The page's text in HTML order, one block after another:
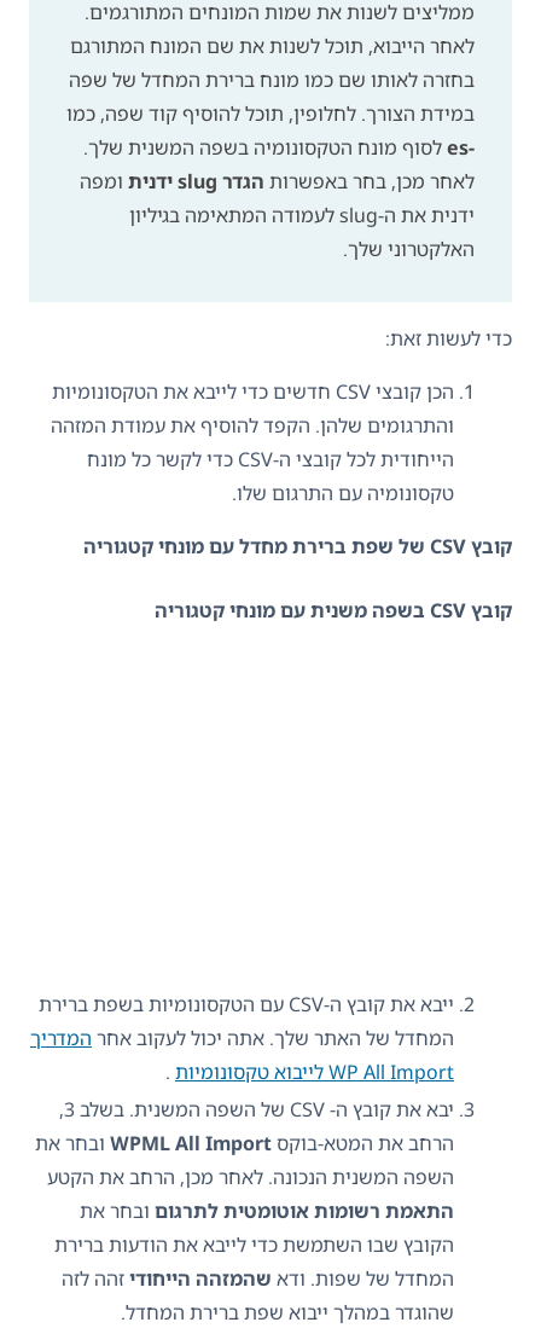
ממליצים לשנות את שמות המונחים המתורגמים.
לאחר הייבוא, תוכל לשנות את שם המונח המתורגם
בחזרה לאותו שם כמו מונח ברירת המחדל של שפה
במידת הצורך. לחלופין, תוכל להוסיף קוד שפה, כמו
-es
לסוף מונח הטקסונומיה בשפה המשנית שלך.
לאחר מכן, בחר באפשרות הגדר slug ידנית
ומפה
ידנית את ה-slug לעמודה המתאימה בגיליון
האלקטרוני שלך.
כדי לעשות זאת:
הכן קובצי CSV חדשים כדי לייבא את הטקסונומיות
והתרגומים שלהן. הקפד להוסיף את עמודת המזהה
הייחודית לכל קובצי ה-CSV כדי לקשר כל מונח
טקסונומיה עם התרגום שלו.
קובץ CSV של שפת ברירת מחדל עם מונחי קטגוריה
קובץ CSV בשפה משנית עם מונחי קטגוריה
ייבא את קובץ ה-CSV עם הטקסונומיות בשפת ברירת
המחדל של האתר שלך. אתה יכול לעקוב אחר המדריך
WP All Import לייבוא ​​טקסונומיות
.
יבא את קובץ ה- CSV של השפה המשנית. בשלב 3,
הרחב את המטא-בוקסWPML All Import ובחר את
השפה המשנית הנכונה. לאחר מכן, הרחב את הקטע
התאמת רשומות אוטומטית לתרגום ובחר את
הקובץ שבו השתמשת כדי לייבא את הודעות ברירת
המחדל של שפות. ודא שהמזהה הייחודיזהה לזה
שהוגדר במהלך ייבוא ​​שפת ברירת המחדל.